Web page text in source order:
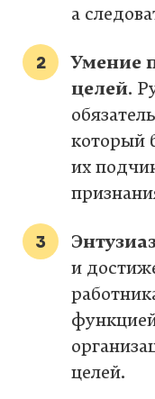
а
Умение
целей.
который
их
и
целей.